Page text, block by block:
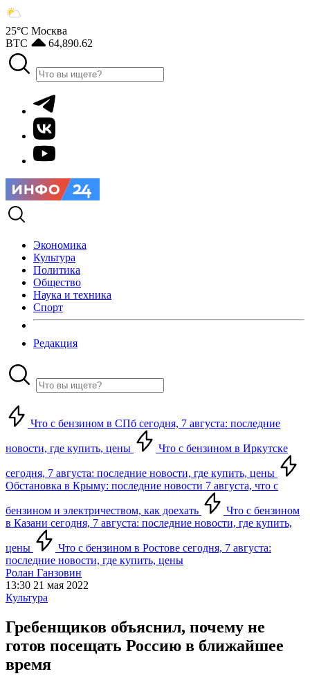
25°С Москва
BTC
64,890.62
Экономика
Культура
Политика
Общество
Наука и техника
Спорт
Редакция
Что с бензином в СПб сегодня, 7 августа: последние
новости, где купить, цены Что с бензином в Иркутске
сегодня, 7 августа: последние новости, где купить, цены
Обстановка в Крыму: последние новости 7 августа, что с
бензином и электричеством, как доехать
Что с бензином
в Казани сегодня, 7 августа: последние новости, где купить,
цены
Что с бензином в Ростове сегодня, 7 августа:
последние новости, где купить, цены
Ролан Ганзовин
13:30 21 мая 2022
Культура
Гребенщиков объяснил, почему не
готов посещать Россию в ближайшее
время